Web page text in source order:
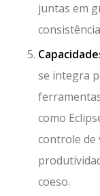
juntas em
se integra
como
controle de
coeso.